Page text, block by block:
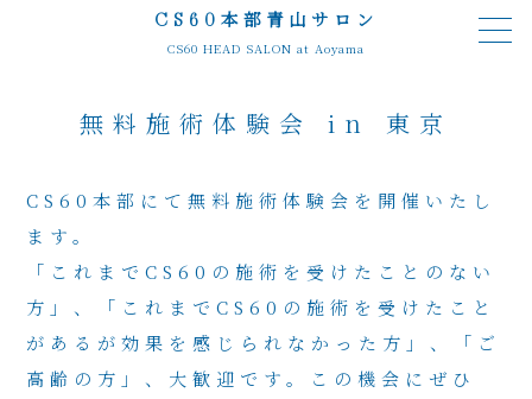
CS60 本部青山サロン
CS60 HEAD SALON at Aoyama
無料施術体験会 in 東京
CS60本部にて無料施術体験会を開催いたし
ます。
「これまでCS60の施術を受けたことのない
方」、「これまでCS60の施術を受けたこと
があるが効果を感じられなかった方」、「ご
高齢の方」、大歓迎です。この機会にぜひ